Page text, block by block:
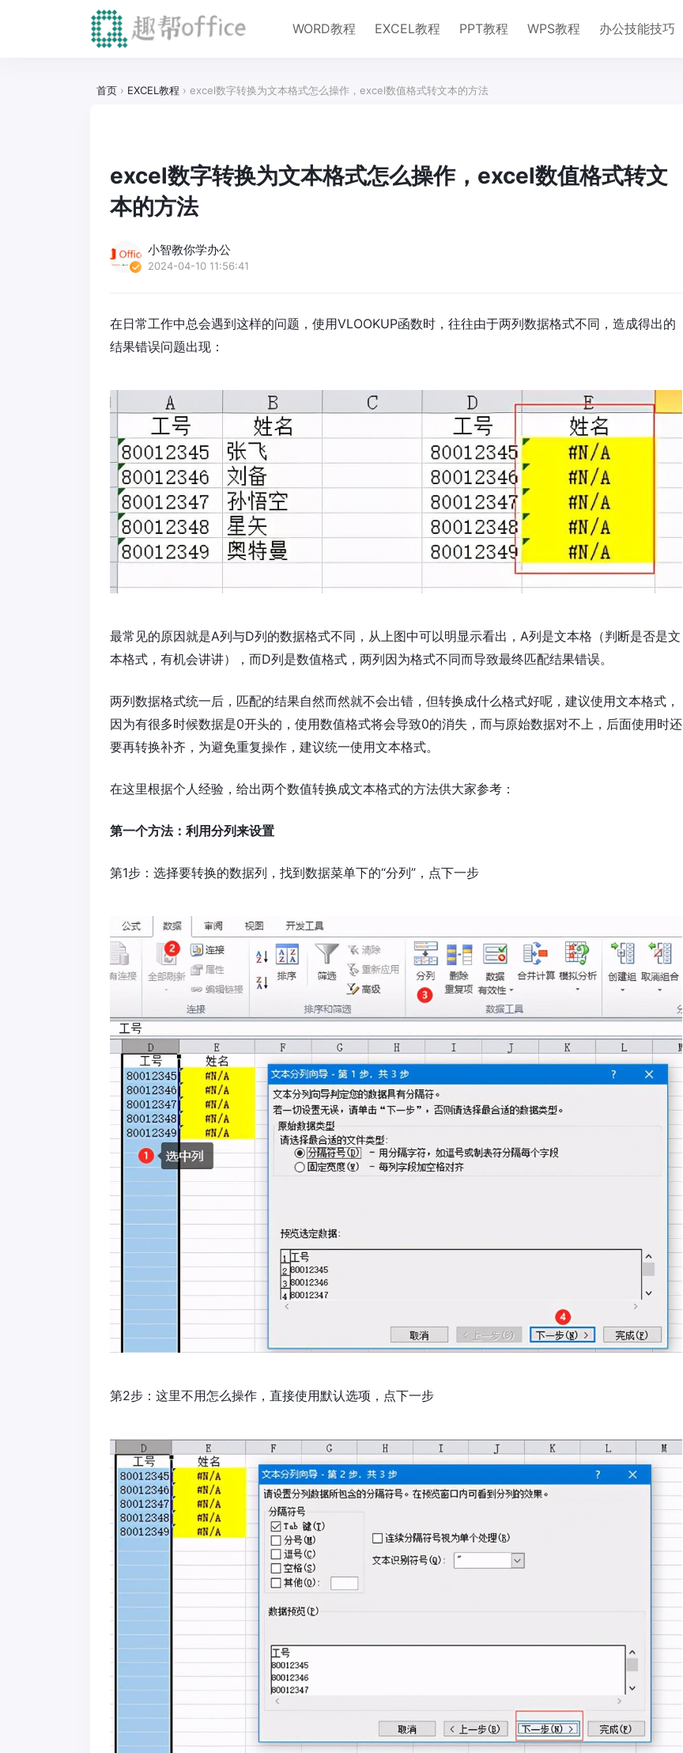
WORD教程 EXCEL教程 PPT教程 WPS教程 办公技能技巧
首页 › EXCEL教程 › excel数字转换为文本格式怎么操作，excel数值格式转文本的方法
excel数字转换为文本格式怎么操作，excel数值格式转文
本的方法
小智教你学办公
2024-04-10 11:56:41
在日常工作中总会遇到这样的问题，使用VLOOKUP函数时，往往由于两列数据格式不同，造成得出的
结果错误问题出现：
最常见的原因就是A列与D列的数据格式不同，从上图中可以明显示看出，A列是文本格（判断是否是文
本格式，有机会讲讲），而D列是数值格式，两列因为格式不同而导致最终匹配结果错误。
两列数据格式统一后，匹配的结果自然而然就不会出错，但转换成什么格式好呢，建议使用文本格式，
因为有很多时候数据是0开头的，使用数值格式将会导致0的消失，而与原始数据对不上，后面使用时还
要再转换补齐，为避免重复操作，建议统一使用文本格式。
在这里根据个人经验，给出两个数值转换成文本格式的方法供大家参考：
第一个方法：利用分列来设置
第1步：选择要转换的数据列，找到数据菜单下的“分列”，点下一步
第2步：这里不用怎么操作，直接使用默认选项，点下一步